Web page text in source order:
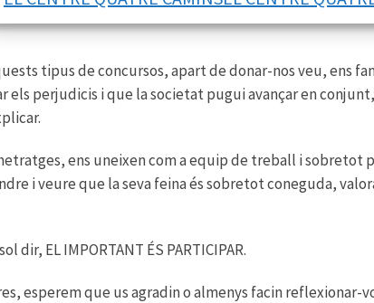
pugui reflexionar i poder veure la vida d’una manera
tipus de concursos, apart de donar-nos veu, ens
els perjudicis i que la societat pugui avançar en
ens uneixen com a equip de treball i
i veure que la seva feina és sobretot coneguda,
EL IMPORTANT ÉS PARTICIPAR.
esperem que us agradin o almenys facin reflexionar-